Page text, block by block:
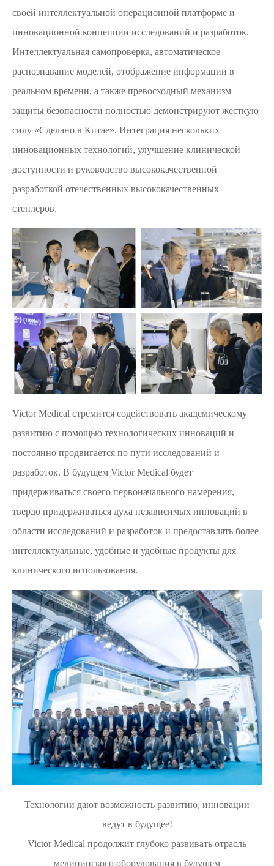
своей интеллектуальной операционной платформе и
инновационной концепции исследований и разработок.
Интеллектуальная самопроверка, автоматическое
распознавание моделей, отображение информации в
реальном времени, а также превосходный механизм
защиты безопасности полностью демонстрируют жесткую
силу «Сделано в Китае». Интеграция нескольких
инновационных технологий, улучшение клинической
доступности и руководство высококачественной
разработкой отечественных высококачественных
степлеров.
Victor Medical стремится содействовать академическому
развитию с помощью технологических инноваций и
постоянно продвигается по пути исследований и
разработок. В будущем Victor Medical будет
придерживаться своего первоначального намерения,
твердо придерживаться духа независимых инноваций в
области исследований и разработок и предоставлять более
интеллектуальные, удобные и удобные продукты для
клинического использования.
Технологии дают возможность развитию, инновации
ведут в будущее!
Victor Medical продолжит глубоко развивать отрасль
медицинского оборудования в будущем